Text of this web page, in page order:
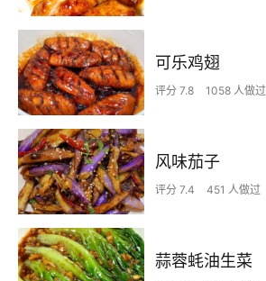
可乐鸡翅
评分 7.8 1058 人做过
风味茄子
评分 7.4 451 人做过
蒜蓉蚝油生菜